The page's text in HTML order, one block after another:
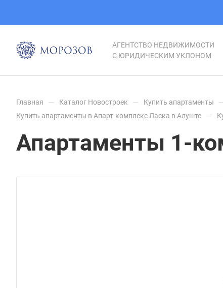
АГЕНТСТВО НЕДВИЖИМОСТИ
С ЮРИДИЧЕСКИМ УКЛОНОМ
Главная — Каталог Новостроек — Купить апартаменты
Купить апартаменты в Апарт-комплекс Ласка в Алуште —
Апартаменты 1-